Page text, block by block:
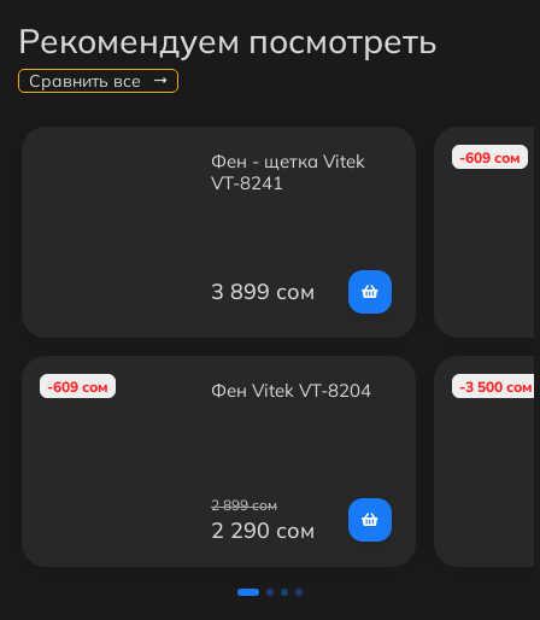
Рекомендуем посмотреть
Сравнить все
Фен - щетка Vitek
VT-8241
3 899 сом
-609 сом Фен Vitek VT-8204
2 899 сом
2 290 сом
-609 сом
-3 500 сом